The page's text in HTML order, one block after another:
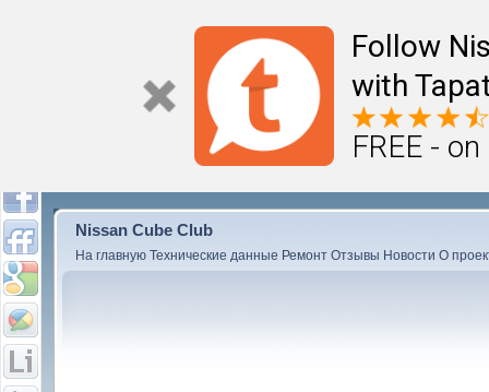
Follow
with
FREE -
Nissan Cube Club
На главную Технические данные Ремонт Отзывы Новости О